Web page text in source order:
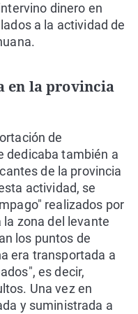
dinero en
a la actividad de
en la provincia
de
dedicaba también a
de la provincia
actividad, se
realizados por
la zona del levante
los puntos de
era transportada a
es decir,
Una vez en
y suministrada a